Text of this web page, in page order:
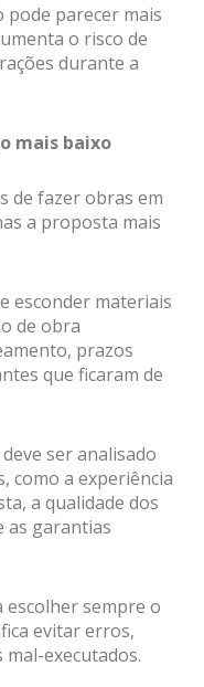
parecer mais
o risco de
durante a
mais baixo
de fazer obras em
a proposta mais
esconder materiais
de obra
prazos
que ficaram de
ser analisado
como a experiência
a qualidade dos
as garantias
sempre o
evitar erros,
executados.